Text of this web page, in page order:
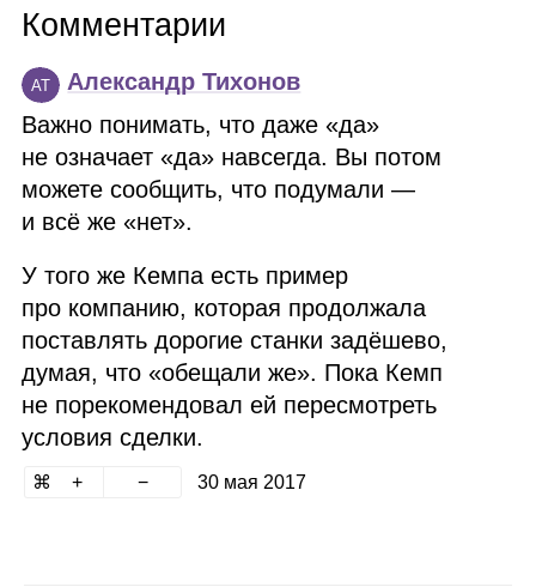
Комментарии
АТ
Александр Тихонов
Важно понимать, что даже «да»
не означает «да» навсегда. Вы потом
можете сообщить, что подумали —
и всё же «нет».
У того же Кемпа есть пример
про компанию, которая продолжала
поставлять дорогие станки задёшево,
думая, что «обещали же». Пока Кемп
не порекомендовал ей пересмотреть
условия сделки.
30 мая 2017